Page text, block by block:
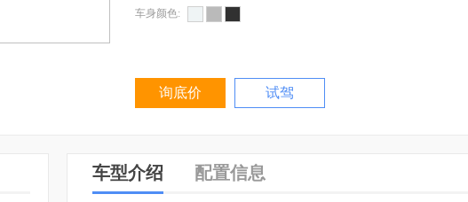
车身颜色:
询底价 试驾
车型介绍 配置信息